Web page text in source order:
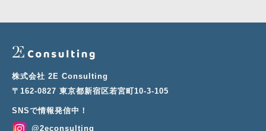
株式会社 2E Consulting
〒162-0827 東京都新宿区若宮町10-3-105